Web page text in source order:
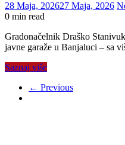
28 Maja, 202627 Maja, 2026
0 min read
Gradonačelnik Draško
javne garaže u Banjaluci – sa
Saznaj više
← Previous